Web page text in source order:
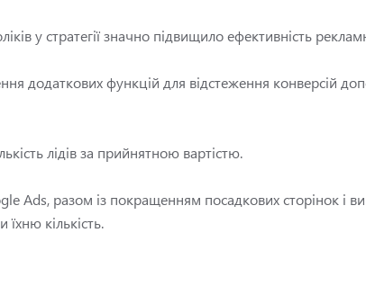
у стратегії значно підвищило ефективність
додаткових функцій для відстеження конверсій
лідів за прийнятною вартістю.
Ads, разом із покращенням посадкових сторінок і
кількість.